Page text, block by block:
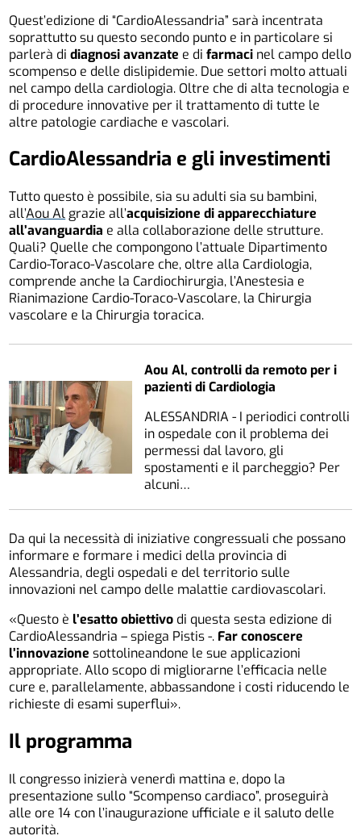
Quest’edizione di “CardioAlessandria” sarà incentrata
soprattutto su questo secondo punto e in particolare si
parlerà di diagnosi avanzate e difarmaci nel campo dello
scompenso e delle dislipidemie. Due settori molto attuali
nel campo della cardiologia. Oltre che di alta tecnologia e
di procedure innovative per il trattamento di tutte le
altre patologie cardiache e vascolari.
CardioAlessandria e gli investimenti
Tutto questo è possibile, sia su adulti sia su bambini,
all’Aou Algrazie all’acquisizione di apparecchiature
all’avanguardia e alla collaborazione delle strutture.
Quali? Quelle che compongono l’attuale Dipartimento
Cardio-Toraco-Vascolare che, oltre alla Cardiologia,
comprende anche la Cardiochirurgia, l’Anestesia e
Rianimazione Cardio-Toraco-Vascolare, la Chirurgia
vascolare e la Chirurgia toracica.
Aou Al, controlli da remoto per i
pazienti di Cardiologia
ALESSANDRIA - I periodici controlli
in ospedale con il problema dei
permessi dal lavoro, gli
spostamenti e il parcheggio? Per
alcuni…
Da qui la necessità di iniziative congressuali che possano
informare e formare i medici della provincia di
Alessandria, degli ospedali e del territorio sulle
innovazioni nel campo delle malattie cardiovascolari.
«Questo èl’esatto obiettivo di questa sesta edizione di
CardioAlessandria – spiega Pistis -. Far conoscere
l’innovazione sottolineandone le sue applicazioni
appropriate. Allo scopo di migliorarne l’efficacia nelle
cure e, parallelamente, abbassandone i costi riducendo le
richieste di esami superflui».
Il programma
Il congresso inizierà venerdì mattina e, dopo la
presentazione sullo “Scompenso cardiaco”, proseguirà
alle ore 14 con l’inaugurazione ufficiale e il saluto delle
autorità.